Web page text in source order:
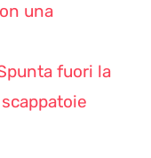
una
fuori la